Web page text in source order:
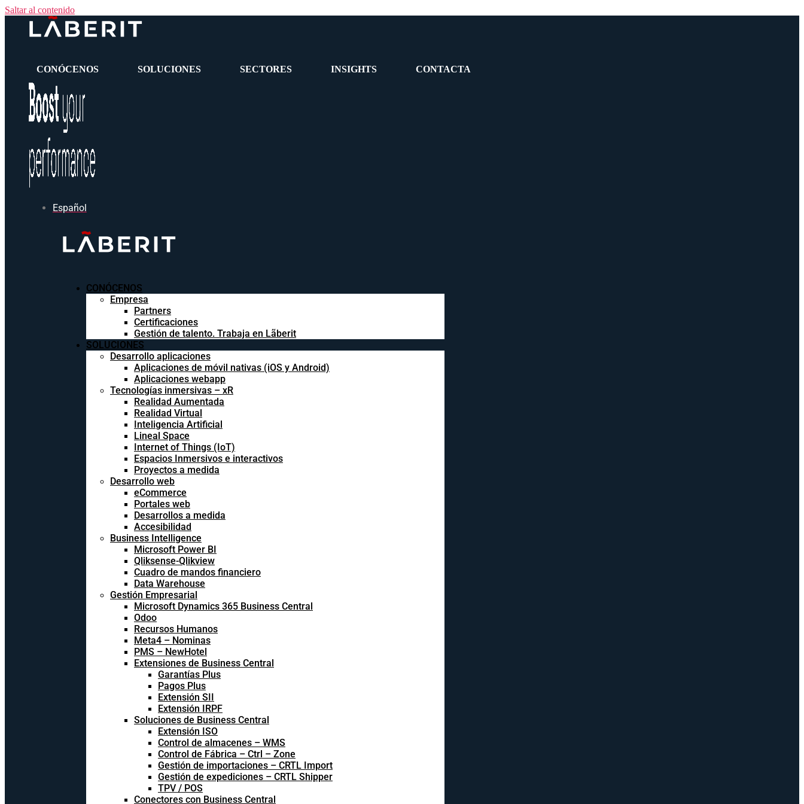
Saltar al contenido
CONÓCENOS SOLUCIONES SECTORES INSIGHTS CONTACTA
Español
CONÓCENOS
Empresa
Partners
Certificaciones
Gestión de talento. Trabaja en Lãberit
SOLUCIONES
Desarrollo aplicaciones
Aplicaciones de móvil nativas (iOS y Android)
Aplicaciones webapp
Tecnologías inmersivas – xR
Realidad Aumentada
Realidad Virtual
Inteligencia Artificial
Lineal Space
Internet of Things (IoT)
Espacios Inmersivos e interactivos
Proyectos a medida
Desarrollo web
eCommerce
Portales web
Desarrollos a medida
Accesibilidad
Business Intelligence
Microsoft Power BI
Qliksense-Qlikview
Cuadro de mandos financiero
Data Warehouse
Gestión Empresarial
Microsoft Dynamics 365 Business Central
Odoo
Recursos Humanos
Meta4 – Nominas
PMS – NewHotel
Extensiones de Business Central
Garantías Plus
Pagos Plus
Extensión SII
Extensión IRPF
Soluciones de Business Central
Extensión ISO
Control de almacenes – WMS
Control de Fábrica – Ctrl – Zone
Gestión de importaciones – CRTL Import
Gestión de expediciones – CRTL Shipper
TPV / POS
Conectores con Business Central